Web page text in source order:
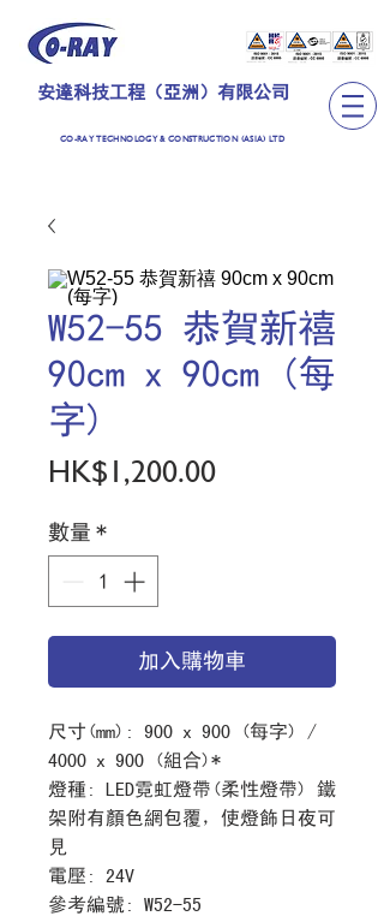
安達科技工程（亞洲）有限公司
CO-RAY TECHNOLOGY & CONSTRUCTION (ASIA) LTD
W52-55 恭賀新禧
90cm x 90cm (每
字)
HK$1,200.00價
數量 *
加入購物車
尺寸 (mm): 900 x 900 (每字) /
4000 x 900 (組合)*
燈種 : LED霓虹燈帶 (柔性燈帶) 鐵
架附有顏色網包覆，使燈飾日夜可
見
電壓 : 24V
參考編號 : W52-55